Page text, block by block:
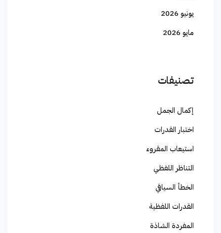
يونيو 2026
مايو 2026
تصنيفات
إكمال الجمل
اختبار القدرات
استيعاب المقروء
التناظر اللفظي
الخطأ السياقي
القدرات اللفظية
المفردة الشاذة